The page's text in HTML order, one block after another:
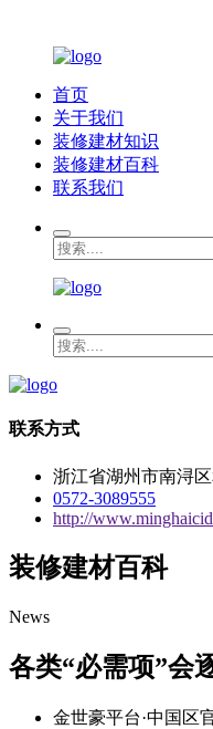
首页
关于我们
装修建材知识
装修建材百科
联系我们
联系方式
浙江省湖州市南浔
0572-3089555
http://
装修建材百科
News
各类“必需项”会
金世豪平台·中国区